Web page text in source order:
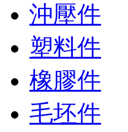
沖壓件
塑料件
橡膠件
毛坯件